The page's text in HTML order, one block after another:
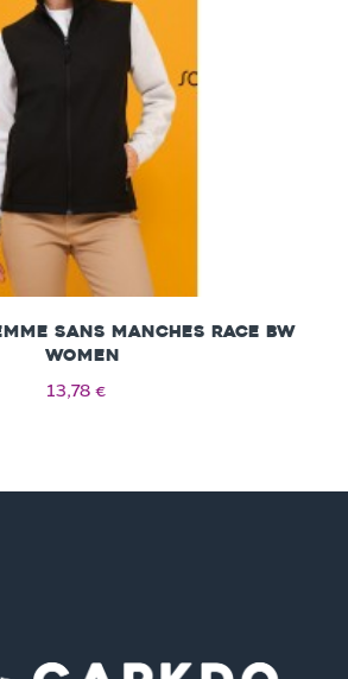
Sans Manches Race Bw
Women
13,78 €